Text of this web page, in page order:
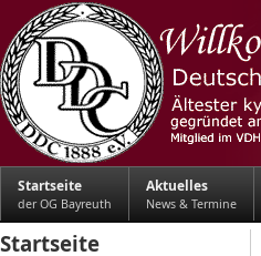
Startseite
der OG Bayreuth
Aktuelles
News & Termine
Startseite